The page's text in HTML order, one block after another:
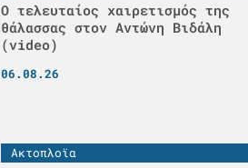
Ο τελευταίος χαιρετισμός της
θάλασσας στον Αντώνη Βιδάλη
(video)
06.08.26
Ακτοπλοϊα